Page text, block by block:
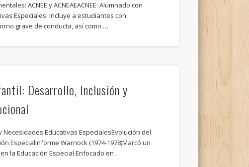
ACNEE y ACNEAEACNEE: Alumnado con
Especiales. Incluye a estudiantes con
grave de conducta, así como …
Desarrollo, Inclusión y
Necesidades Educativas EspecialesEvolución del
EspecialInforme Warnock (1974-1978)Marcó un
la Educación Especial.Enfocado en …